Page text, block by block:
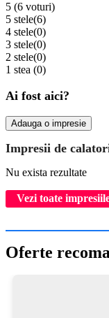
5 (6 voturi)
5 stele(6)
4 stele(0)
3 stele(0)
2 stele(0)
1 stea (0)
Ai fost aici?
Adauga o impresie
Impresii de
Nu exista rezultate
Vezi toate
Oferte